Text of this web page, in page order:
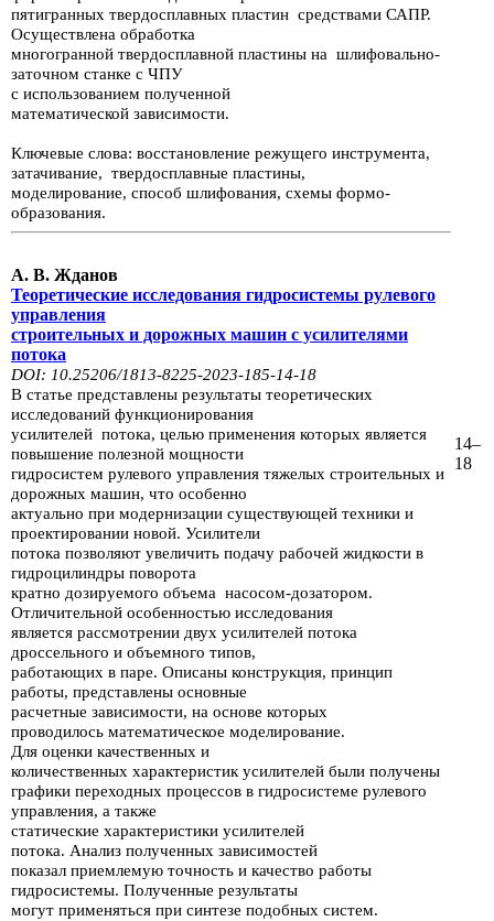
пятигранных твердосплавных пластин средствами САПР.
Осуществлена обработка
много­гранной твердосплавной пластины на шлифовально-
заточном станке с ЧПУ
с использованием полученной
математической зависимости.
Ключевые слова: восстановление режущего инструмента,
затачивание, твер­досплавные пластины,
моделирование, способ шлифования, схемы формо-
образования.
А. В. Жданов
Теоретические исследования гидросистемы рулевого
управления
строительных и дорожных машин с усилителями
потока
DOI: 10.25206/1813-8225-2023-185-14-18
В статье представлены результаты теоретических
исследований функциониро­вания
усилителей потока, целью применения которых является
повышение по­лезной мощности
гидросистем рулевого управления тяжелых строительных и
дорожных машин, что особенно
актуально при модернизации существую­щей техники и
проектировании новой. Усилители
потока позволяют увеличить подачу рабочей жидкости в
гидроцилиндры поворота
кратно дозируемо­го объема насосом-дозатором.
Отличительной особенностью исследования
является рассмотрении двух усилителей потока
дроссельного и объемного типов,
работающих в паре. Описаны конструкция, принцип
работы, пред­ставлены основные
расчетные зависимости, на основе которых
проводилось математическое моделирование.
Для оценки качественных и
количественных характеристикусилителей были получены
графики переходных процессов в гидросистеме рулевого
управления, а также
статические характеристики усилителей
потока. Анализ полученных зависимостей
показал приемлемую точность и качество работы
гидросистемы. Полученные результаты
могут применяться при синтезе подобных систем.
14–
18